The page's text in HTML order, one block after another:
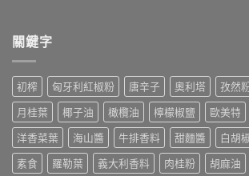
關鍵字
初榨 匈牙利紅椒粉 唐辛子 奧利塔 孜然
月桂葉
椰子油 橄欖油 檸檬椒鹽 歐美特
洋香菜葉
海山醬 牛排香料 甜麵醬 白胡
素食
羅勒葉 義大利香料 肉桂粉 胡麻油